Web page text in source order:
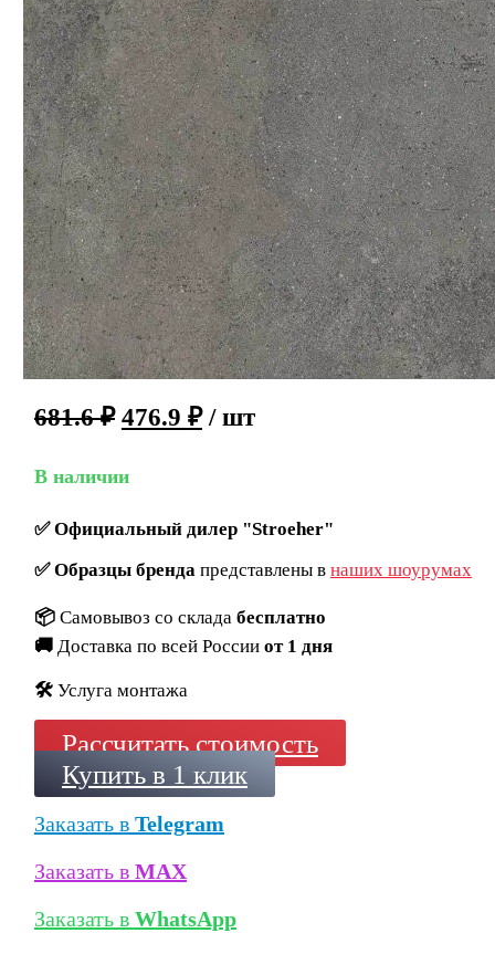
681.6₽ 476.9 ₽ / шт
В наличии
✅Официальный дилер "Stroeher"
✅Образцы брендапредставлены в наших шоурумах
📦 Самовывоз со склада бесплатно
🚚 Доставка по всей России от 1 дня
🛠️ Услуга монтажа
Рассчитать стоимость
Купить в 1 клик
Заказать в Telegram
Заказать в MAX
Заказать в WhatsApp